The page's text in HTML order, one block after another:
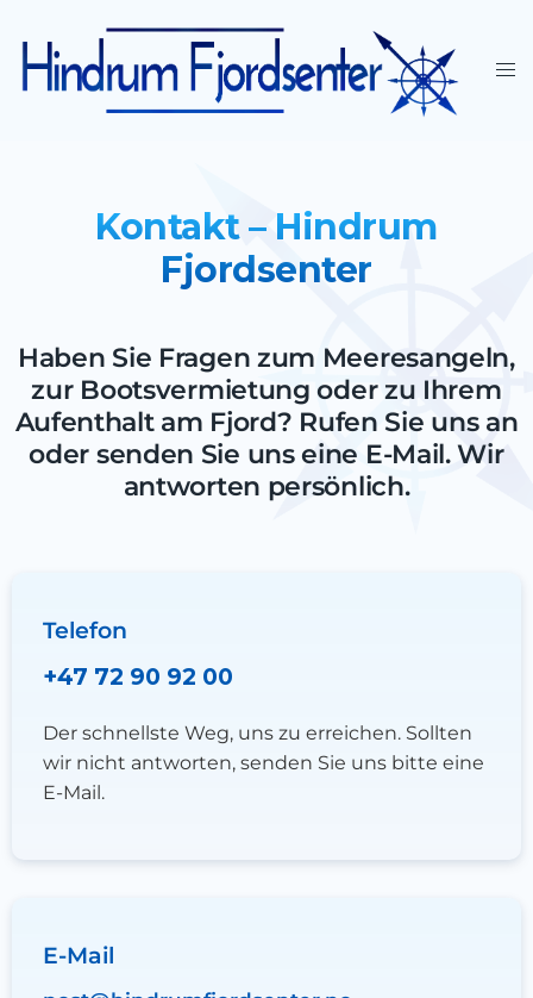
Kontakt – Hindrum
Fjordsenter
Haben Sie Fragen zum Meeresangeln,
zur Bootsvermietung oder zu Ihrem
Aufenthalt am Fjord? Rufen Sie uns an
oder senden Sie uns eine E-Mail. Wir
antworten persönlich.
Telefon
+47 72 90 92 00
Der schnellste Weg, uns zu erreichen. Sollten
wir nicht antworten, senden Sie uns bitte eine
E-Mail.
E-Mail